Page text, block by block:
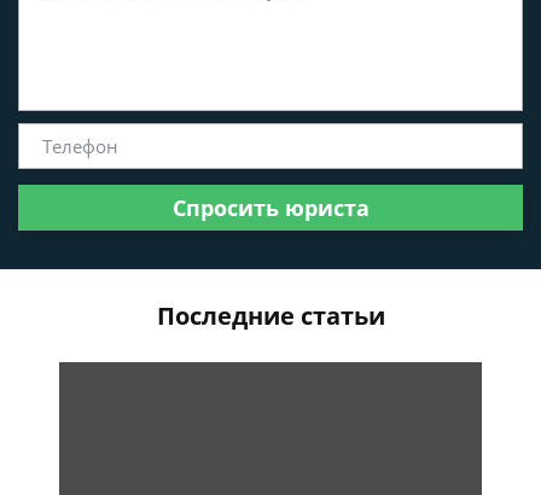
Спросить юриста
Последние статьи